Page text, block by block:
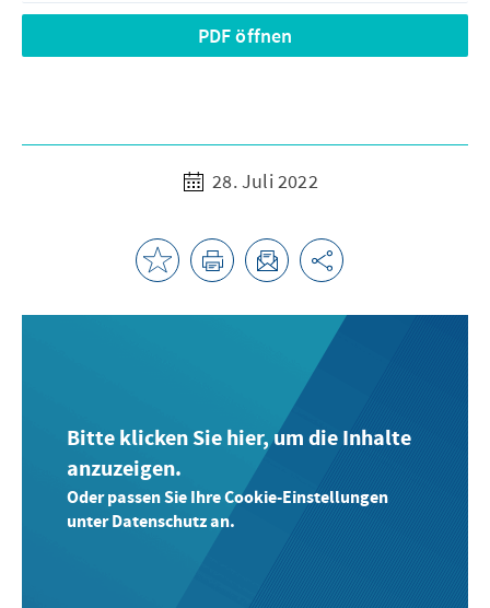
PDF öffnen
28. Juli 2022
Bitte klicken Sie hier, um die Inhalte
anzuzeigen.
Oder passen Sie Ihre Cookie-Einstellungen
unter Datenschutz an.